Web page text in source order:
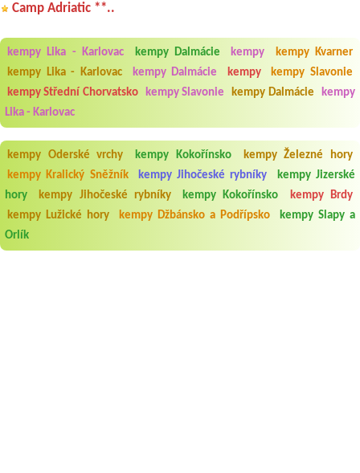
Camp Adriatic **..
kempy Lika - Karlovac kempy Dalmácie kempy
kempy Kvarner
kempy Lika - Karlovac
kempy Dalmácie kempy
kempy Slavonie
kempy Střední Chorvatsko
kempy Slavonie kempy Dalmácie
kempy
Lika - Karlovac
kempy Oderské vrchy kempy Kokořínsko
kempy Železné hory
kempy Kralický Sněžník
kempy Jihočeské rybníky
kempy Jizerské
hory
kempy Jihočeské rybníky kempy Kokořínsko
kempy Brdy
kempy Lužické hory
kempy Džbánsko a Podřípsko
kempy Slapy a
Orlík